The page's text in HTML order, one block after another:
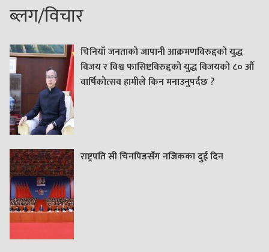
ब्लग/विचार
चिनियाँ जनताको जापानी आक्रमणविरुद्दको युद्ध
विजय र विश्व फासिष्टविरुद्दको युद्ध विजयको ८० औं
वार्षिकोत्सव हामीले किन मनाउनुपर्दछ ?
राष्ट्रपति सी चिनपिङसँग नजिकका दुई दिन